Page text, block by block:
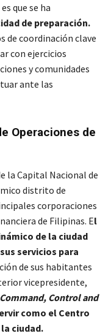
que se ha
de preparación.
de coordinación clave
con ejercicios
y comunidades
ante las
Operaciones de
la Capital Nacional de
distrito de
corporaciones
de Filipinas. El
de la ciudad
servicios para
de sus habitantes
vicepresidente,
Control and
como el Centro
ciudad.